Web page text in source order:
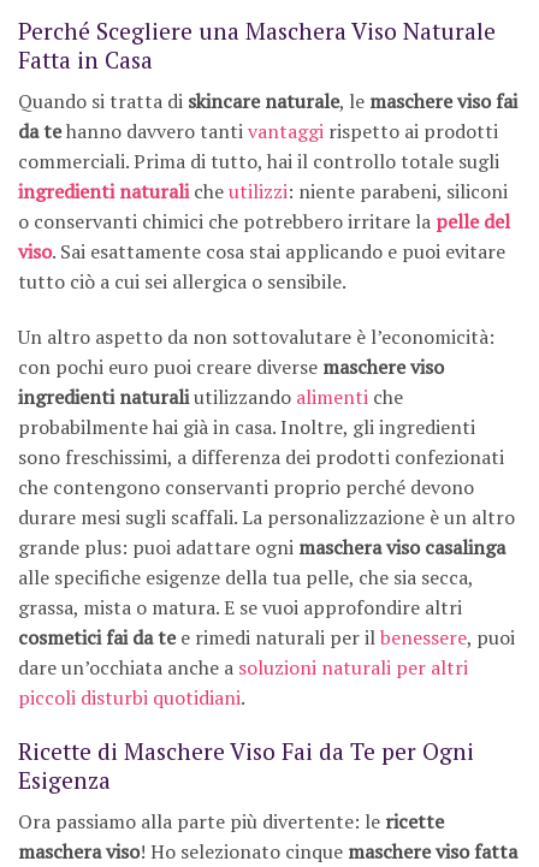
Perché Scegliere una Maschera Viso Naturale
Fatta in Casa
Quando si tratta di skincare naturale, le maschere viso fai
da tehanno davvero tantivantaggi rispetto ai prodotti
commerciali. Prima di tutto, hai il controllo totale sugli
ingredienti naturalicheutilizzi: niente parabeni, siliconi
o conservanti chimici che potrebbero irritare la pelle del
viso. Sai esattamente cosa stai applicando e puoi evitare
tutto ciò a cui sei allergica o sensibile.
Un altro aspetto da non sottovalutare è l’economicità:
con pochi euro puoi creare diverse maschere viso
ingredienti naturaliutilizzando alimenti che
probabilmente hai già in casa. Inoltre, gli ingredienti
sono freschissimi, a differenza dei prodotti confezionati
che contengono conservanti proprio perché devono
durare mesi sugli scaffali. La personalizzazione è un altro
grande plus: puoi adattare ogni maschera viso casalinga
alle specifiche esigenze della tua pelle, che sia secca,
grassa, mista o matura. E se vuoi approfondire altri
cosmetici fai da tee rimedi naturali per ilbenessere, puoi
dare un’occhiata anche a soluzioni naturali per altri
piccoli disturbi quotidiani.
Ricette di Maschere Viso Fai da Te per Ogni
Esigenza
Ora passiamo alla parte più divertente: le ricette
maschera viso! Ho selezionato cinque maschere viso fatta